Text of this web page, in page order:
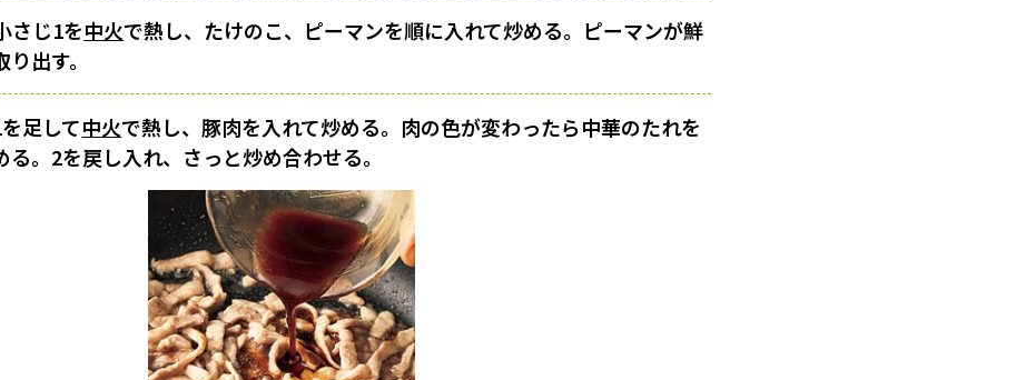
さじ1を中火で熱し、たけのこ、ピーマンを順に入れて炒める。ピーマンが鮮
出す。
足して中火で熱し、豚肉を入れて炒める。肉の色が変わったら中華のたれを
。2を戻し入れ、さっと炒め合わせる。